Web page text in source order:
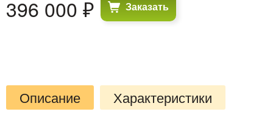
396 000 ₽ Заказать
Описание Характеристики